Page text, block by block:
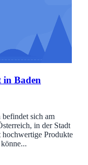
in Baden
sich am
in der Stadt
hochwertige Produkte